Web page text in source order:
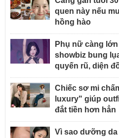
quen này nếu
hồng hào
Phụ nữ càng
showbiz bung
quyến rũ, diện
Chiếc sơ mi
luxury" giúp
đắt tiền hơn hẳn
Vì sao dưỡng